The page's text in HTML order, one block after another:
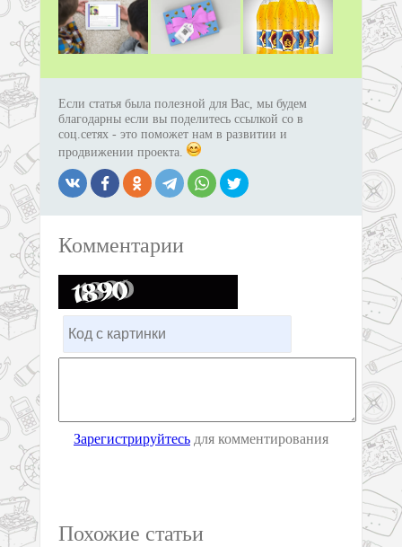
Если статья была полезной для Вас, мы будем
благодарны если вы поделитесь ссылкой со в
соц.сетях - это поможет нам в развитии и
продвижении проекта.
Комментарии
Зарегистрируйтесь для комментирования
Похожие статьи